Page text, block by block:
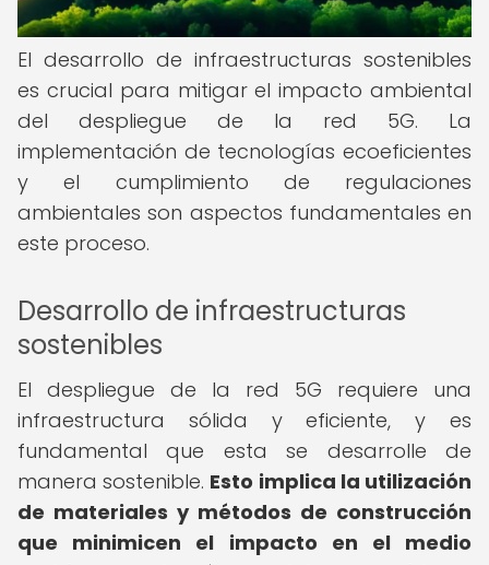
El desarrollo de infraestructuras sostenibles
es crucial para mitigar el impacto ambiental
del despliegue de la red 5G. La
implementación de tecnologías ecoeficientes
y el cumplimiento de regulaciones
ambientales son aspectos fundamentales en
este proceso.
Desarrollo de infraestructuras
sostenibles
El despliegue de la red 5G requiere una
infraestructura sólida y eficiente, y es
fundamental que esta se desarrolle de
manera sostenible. Esto implica la utilización
de materiales y métodos de construcción
que minimicen el impacto en el medio